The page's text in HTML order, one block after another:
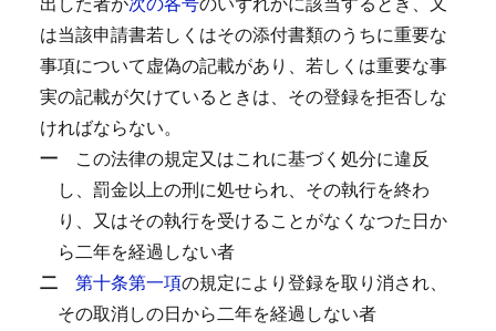
は当該申請書若しくはその添付書類のうちに重要な
事項について虚偽の記載があり、若しくは重要な事
実の記載が欠けているときは、その登録を拒否しな
ければならない。
一 この法律の規定又はこれに基づく処分に違反
し、罰金以上の刑に処せられ、その執行を終わ
り、又はその執行を受けることがなくなつた日か
ら二年を経過しない者
二 第十条第一項の規定により登録を取り消され、
その取消しの日から二年を経過しない者